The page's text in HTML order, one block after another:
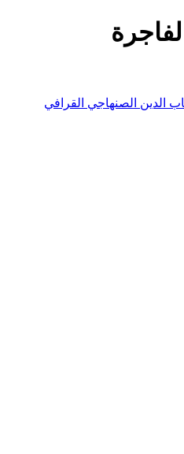
الدين الصنهاجي القرافي